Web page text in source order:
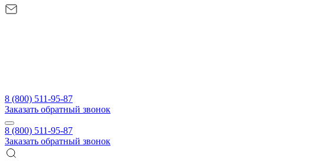
8 (800) 511-95-87
Заказать обратный звонок
8 (800) 511-95-87
Заказать обратный звонок